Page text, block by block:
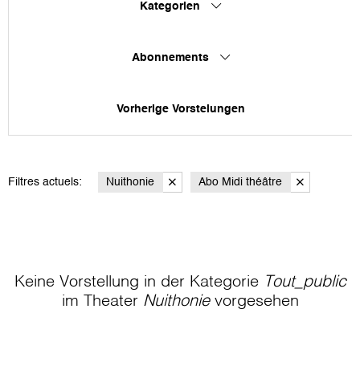
Kategorien
Abonnements
Vorherige Vorstelungen
Filtres actuels: Nuithonie Abo Midi théâtre
Keine Vorstellung in der Kategorie Tout_public
im Theater Nuithonievorgesehen